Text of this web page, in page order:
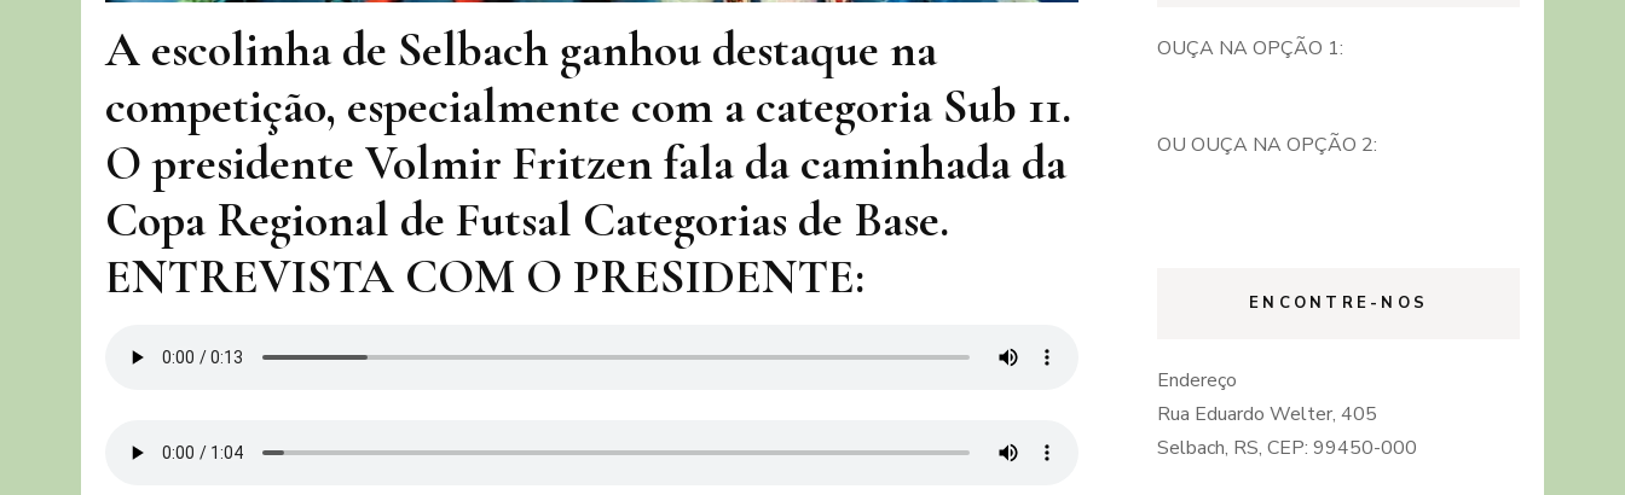
A escolinha de Selbach ganhou destaque na
competição, especialmente com a categoria Sub 11.
O presidente Volmir Fritzen fala da caminhada da
Copa Regional de Futsal Categorias de Base.
ENTREVISTA COM O PRESIDENTE:
OUÇA NA OPÇÃO 1:
OU OUÇA NA OPÇÃO 2:
ENCONTRE-NOS
Endereço
Rua Eduardo Welter, 405
Selbach, RS, CEP: 99450-000